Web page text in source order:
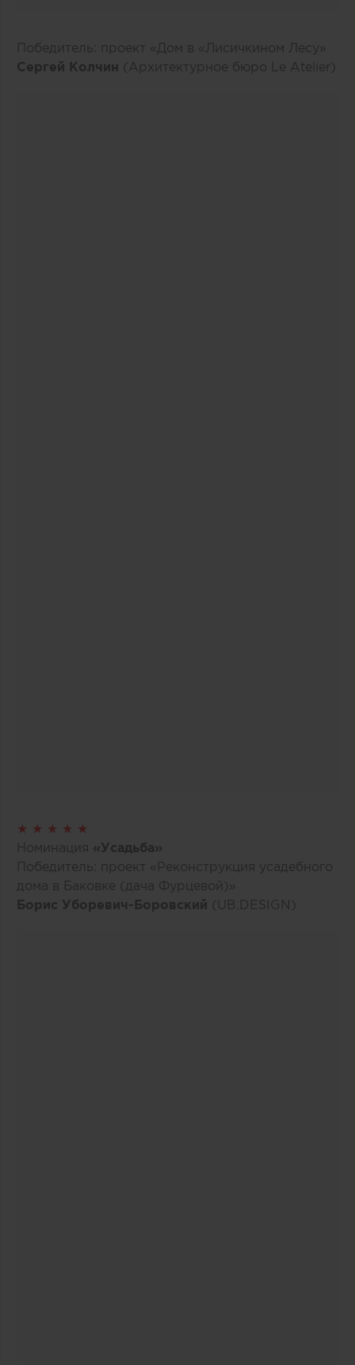
Победитель: проект «Дом в «Лисичкином Лесу»
Сергей Колчин (Архитектурное бюро Le Atelier)
★ ★ ★ ★ ★
Номинация «Усадьба»
Победитель: проект «Реконструкция усадебного
дома в Баковке (дача Фурцевой)»
Борис Уборевич-Боровский (UB.DESIGN)